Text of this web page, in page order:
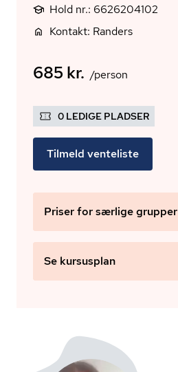
Hold nr.: 6626204102
Kontakt: Randers
685 kr. /person
0 LEDIGE PLADSER
Tilmeld venteliste
Priser for særlige grupper
Se kursusplan